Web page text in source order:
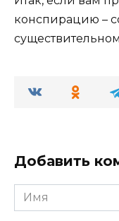
конспирацию –
Добавить
Имя
*